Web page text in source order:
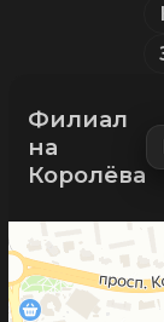
Филиал
на
Королёва